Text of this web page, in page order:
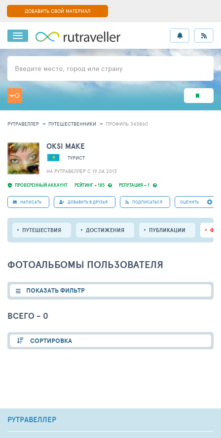
ДОБАВИТЬ СВОЙ МАТЕРИАЛ
Введите место, город или страну
РУТРАВЕЛЛЕР ПУТЕШЕСТВЕННИКИ ПРОФИЛЬ 343860
ПРОВЕРЕННЫЙ АККАУНТ РЕЙТИНГ + 185 РЕПУТАЦИЯ + 1
OKSI MAKE
ТУРИСТ
НА РУТРАВЕЛЛЕР C 19.04.2013
НАПИСАТЬ ДОБАВИТЬ В ДРУЗЬЯ ПОДПИСАТЬСЯ ОЦЕНИТЬ
ПУТЕШЕСТВИЯ ДОСТИЖЕНИЯ ПУБЛИКАЦИИ
ФОТОАЛЬБОМЫ ПОЛЬЗОВАТЕЛЯ
ПОКАЗАТЬ ФИЛЬТР
ВСЕГО - 0
СОРТИРОВКА
РУТРАВЕЛЛЕР